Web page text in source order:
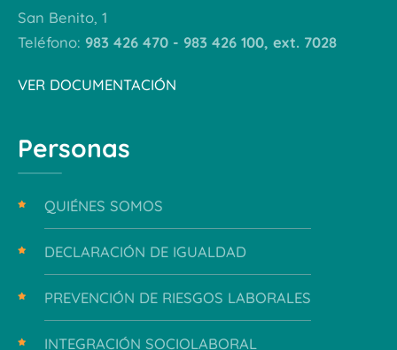
San Benito, 1
Teléfono: 983 426 470 - 983 426 100, ext. 7028
VER DOCUMENTACIÓN
Personas
QUIÉNES SOMOS
DECLARACIÓN DE IGUALDAD
PREVENCIÓN DE RIESGOS LABORALES
INTEGRACIÓN SOCIOLABORAL